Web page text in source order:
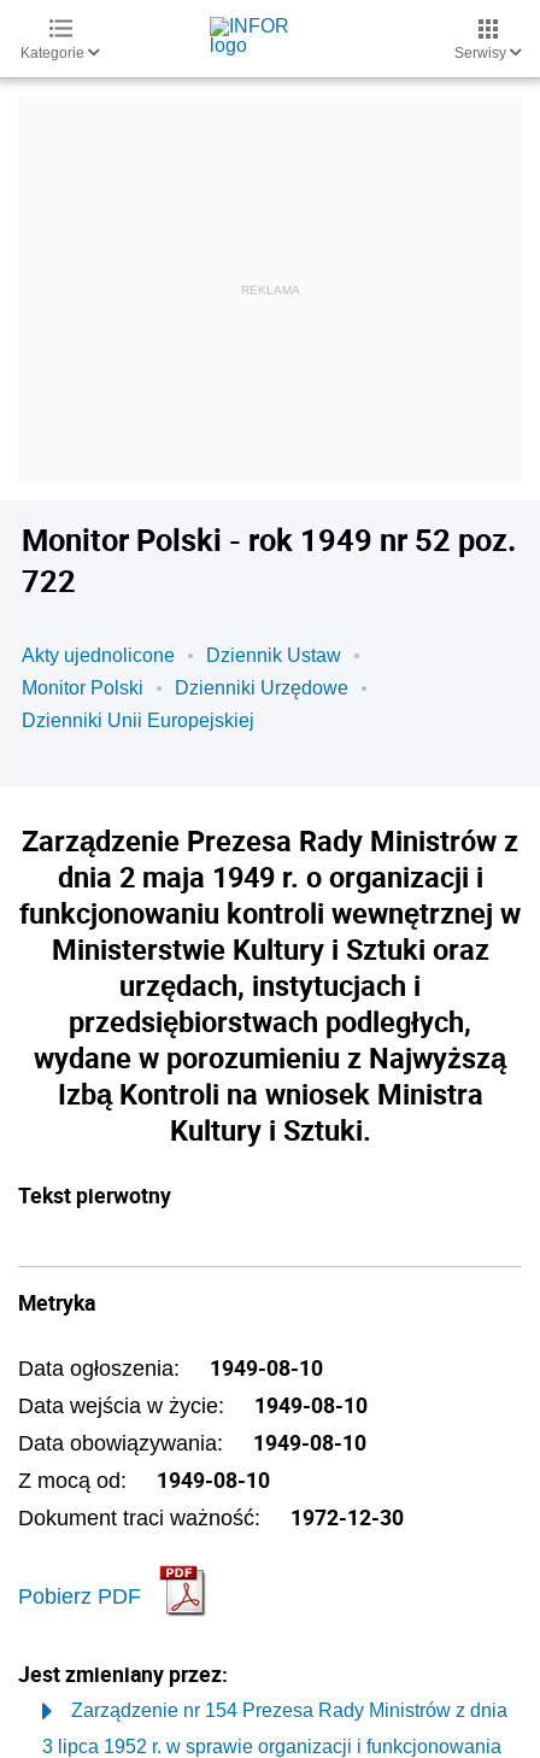
Kategorie Serwisy
Monitor Polski - rok 1949 nr 52 poz.
722
Akty ujednolicone
Dziennik Ustaw
Monitor Polski
Dzienniki Urzędowe
Dzienniki Unii Europejskiej
Zarządzenie Prezesa Rady Ministrów z
dnia 2 maja 1949 r. o organizacji i
funkcjonowaniu kontroli wewnętrznej w
Ministerstwie Kultury i Sztuki oraz
urzędach, instytucjach i
przedsiębiorstwach podległych,
wydane w porozumieniu z Najwyższą
Izbą Kontroli na wniosek Ministra
Kultury i Sztuki.
Tekst pierwotny
Metryka
Data ogłoszenia: 1949-08-10
Data wejścia w życie: 1949-08-10
Data obowiązywania: 1949-08-10
Z mocą od: 1949-08-10
Dokument traci ważność: 1972-12-30
Pobierz PDF
Jest zmieniany przez:
Zarządzenie nr 154 Prezesa Rady Ministrów z dnia
3 lipca 1952 r. w sprawie organizacji i funkcjonowania